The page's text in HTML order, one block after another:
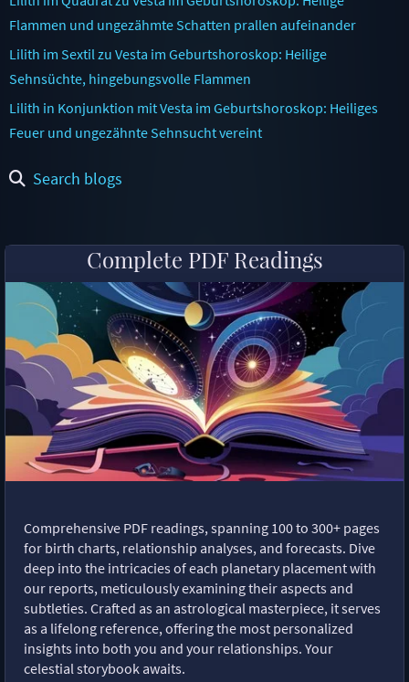
Flammen und ungezähmte Schatten prallen aufeinander
Lilith im Sextil zu Vesta im Geburtshoroskop: Heilige
Sehnsüchte, hingebungsvolle Flammen
Lilith in Konjunktion mit Vesta im Geburtshoroskop: Heiliges
Feuer und ungezähnte Sehnsucht vereint
Search blogs
Complete PDF Readings
Comprehensive PDF readings, spanning 100 to 300+ pages
for birth charts, relationship analyses, and forecasts. Dive
deep into the intricacies of each planetary placement with
our reports, meticulously examining their aspects and
subtleties. Crafted as an astrological masterpiece, it serves
as a lifelong reference, offering the most personalized
insights into both you and your relationships. Your
celestial storybook awaits.